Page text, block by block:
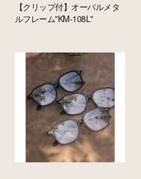
【クリップ付】オーバルメタ
ルフレーム"KM-108L"